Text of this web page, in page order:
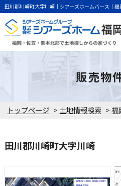
田川郡川崎町大字川崎｜シアーズホームバース｜
トップページ > 土地情報検索 >福
販売物
田川郡川崎町大字川崎